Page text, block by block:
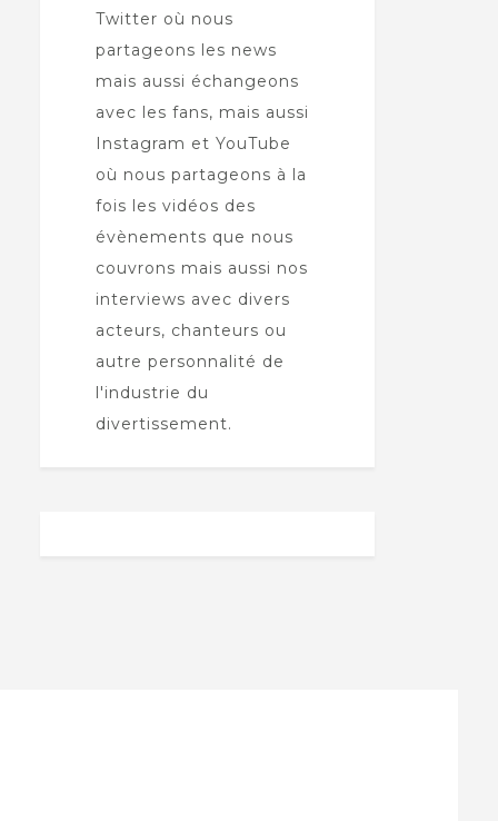
Twitter où nous
partageons les news
mais aussi échangeons
avec les fans, mais aussi
Instagram et YouTube
où nous partageons à la
fois les vidéos des
évènements que nous
couvrons mais aussi nos
interviews avec divers
acteurs, chanteurs ou
autre personnalité de
l'industrie du
divertissement.